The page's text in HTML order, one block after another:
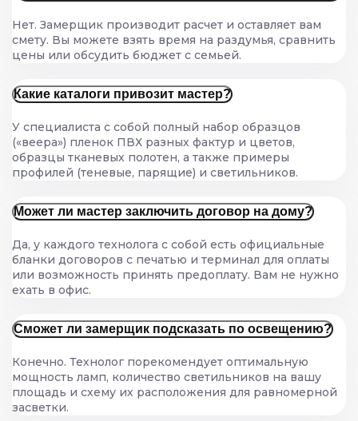
Нет. Замерщик производит расчет и оставляет вам
смету. Вы можете взять время на раздумья, сравнить
цены или обсудить бюджет с семьей.
Какие каталоги привозит мастер?
У специалиста с собой полный набор образцов
(«веера») пленок ПВХ разных фактур и цветов,
образцы тканевых полотен, а также примеры
профилей (теневые, парящие) и светильников.
Может ли мастер заключить договор на дому?
Да, у каждого технолога с собой есть официальные
бланки договоров с печатью и терминал для оплаты
или возможность принять предоплату. Вам не нужно
ехать в офис.
Сможет ли замерщик подсказать по освещению?
Конечно. Технолог порекомендует оптимальную
мощность ламп, количество светильников на вашу
площадь и схему их расположения для равномерной
засветки.